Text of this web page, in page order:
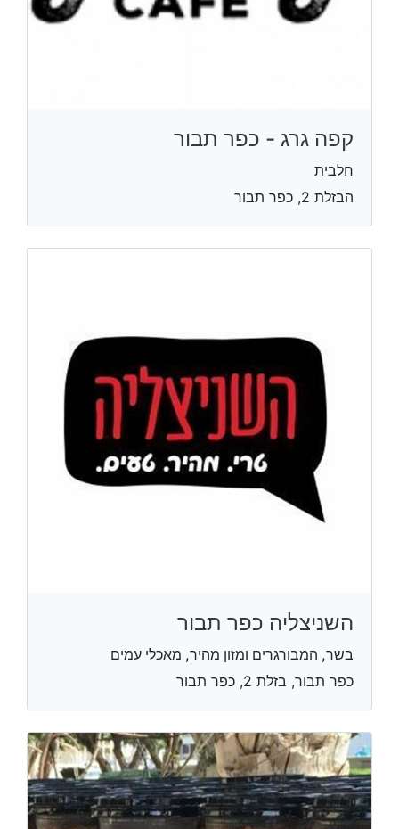
קפה גרג - כפר תבור
חלבית
הבזלת 2, כפר תבור
השניצליה כפר תבור
בשר, המבורגרים ומזון מהיר, מאכלי עמים
כפר תבור, בזלת 2, כפר תבור